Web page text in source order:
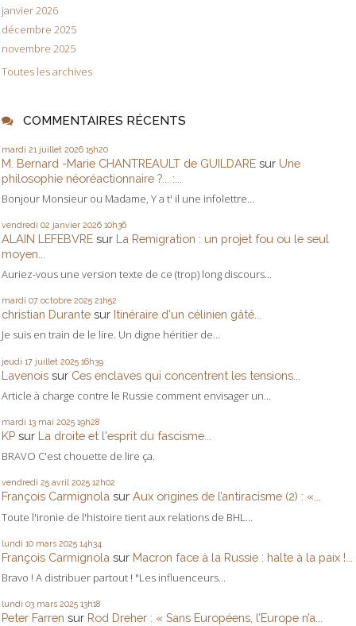
janvier 2026
décembre 2025
novembre 2025
Toutes les archives
COMMENTAIRES RÉCENTS
mardi 21 juillet 2026 15h20
M. Bernard -Marie CHANTREAULT de GUILDARE sur Une
philosophie néoréactionnaire ?... :...
Bonjour Monsieur ou Madame, Y a t' il une infolettre...
vendredi 02 janvier 2026 10h36
ALAIN LEFEBVRE sur La Remigration : un projet fou ou le seul
moyen...
Auriez-vous une version texte de ce (trop) long discours...
mardi 07 octobre 2025 21h52
christian Durante sur Itinéraire d'un célinien gâté...
Je suis en train de le lire. Un digne héritier de...
jeudi 17 juillet 2025 16h39
Lavenois sur Ces enclaves qui concentrent les tensions...
Article à charge contre le Russie comment envisager un...
mardi 13 mai 2025 19h28
KP sur La droite et l'esprit du fascisme...
BRAVO C'est chouette de lire ça.
vendredi 25 avril 2025 12h02
François Carmignola sur Aux origines de l’antiracisme (2) : «...
Toute l'ironie de l'histoire tient aux relations de BHL...
lundi 10 mars 2025 14h34
François Carmignola sur Macron face à la Russie : halte à la paix !...
Bravo ! A distribuer partout ! "Les influenceurs...
lundi 03 mars 2025 13h18
Peter Farren sur Rod Dreher : « Sans Européens, l’Europe n’a...